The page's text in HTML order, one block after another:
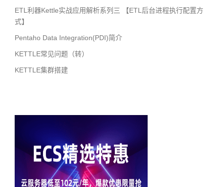
ETL利器Kettle实战应用解析系列三 【ETL后台进程执行配置方
式】
Pentaho Data Integration(PDI)简介
KETTLE常见问题（转）
KETTLE集群搭建